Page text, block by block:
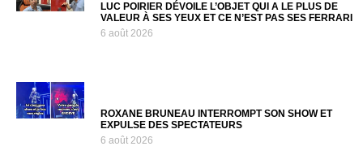
LUC POIRIER DÉVOILE L’OBJET QUI A LE PLUS DE
VALEUR À SES YEUX ET CE N’EST PAS SES FERRARI
6 août 2026
ROXANE BRUNEAU INTERROMPT SON SHOW ET
EXPULSE DES SPECTATEURS
6 août 2026